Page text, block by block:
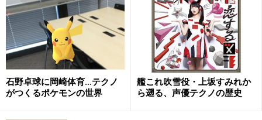
ニューウェイヴの香りがするが"今"にも対応できる選
曲。教授の95年の武道館ライヴ音源である「Behind The
Mask」も収録。最近、DJネタとしてひそかな脚光を浴
びようとしている（WIRE03でもDJ TASAKAがやってい
た）、産業ロックとかとも揶揄されるアメリカン・プロ
グレのスティックスが時代に擦り寄った名曲「Mr.
Roboto」のPOLYSICSのカヴァーは、つぼを押さえてい
石野卓球に岡崎体育…テクノ
がつくるポケモンの世界
艦これ吹雪役・上坂すみれか
ら遡る、声優テクノの歴史